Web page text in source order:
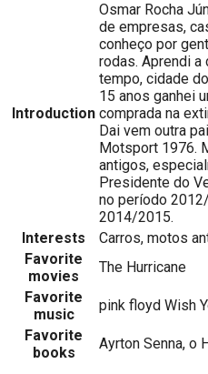
Introduction
Osmar Rocha
de empresas,
conheço por
rodas. Aprendi a
tempo, cidade
15 anos ganhei
comprada na
Dai vem outra
Motsport 1976.
antigos,
Presidente do
no período
2014/2015.
Interests
Carros, motos
Favorite
movies
The Hurricane
Favorite
music
pink floyd Wish
Favorite
books
Ayrton Senna, o